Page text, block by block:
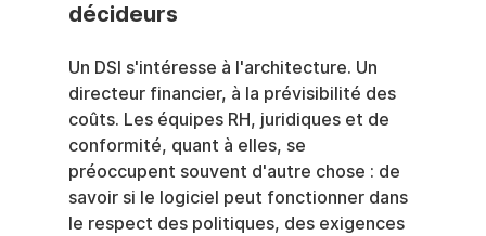
décideurs
Un DSI s'intéresse à l'architecture. Un
directeur financier, à la prévisibilité des
coûts. Les équipes RH, juridiques et de
conformité, quant à elles, se
préoccupent souvent d'autre chose : de
savoir si le logiciel peut fonctionner dans
le respect des politiques, des exigences